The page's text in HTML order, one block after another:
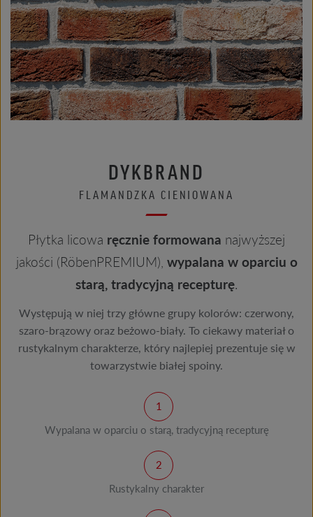
DYKBRAND
FLAMANDZKA CIENIOWANA
Płytka licowa ręcznie formowana najwyższej
jakości (RöbenPREMIUM), wypalana w oparciu o
starą, tradycyjną recepturę.
Występują w niej trzy główne grupy kolorów: czerwony,
szaro-brązowy oraz beżowo-biały. To ciekawy materiał o
rustykalnym charakterze, który najlepiej prezentuje się w
towarzystwie białej spoiny.
Wypalana w oparciu o starą, tradycyjną recepturę
Rustykalny charakter